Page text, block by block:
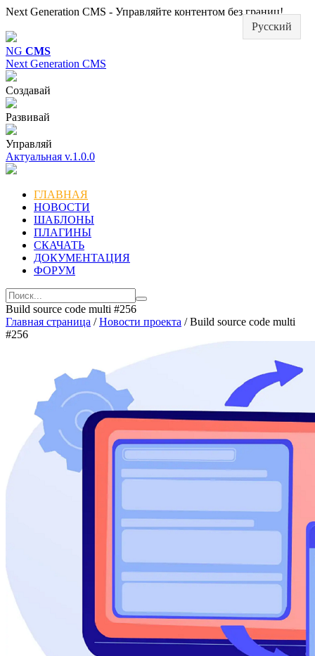
Next Generation CMS - Управляйте контентом без границ!
NG CMS
Next Generation CMS
Создавай
Развивай
Управляй
Актуальная v.1.0.0
ГЛАВНАЯ
НОВОСТИ
ШАБЛОНЫ
ПЛАГИНЫ
СКАЧАТЬ
ДОКУМЕНТАЦИЯ
ФОРУМ
Build source code multi #256
Главная страница /Новости проекта / Build source code multi
#256
Русский